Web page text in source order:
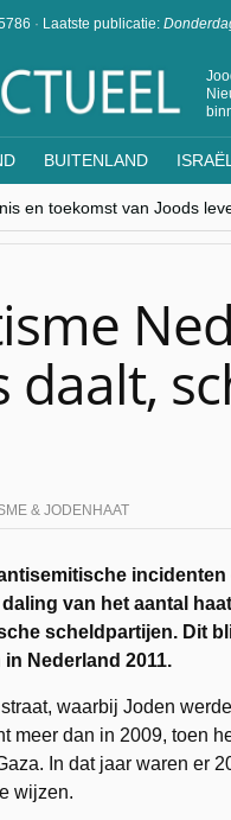
· Laatste publicatie:
BUITENLAND ISRAËL
en toekomst van Joods
hoe moeilijk seculiere
– Boekarest: de
in België op de
daalt,
& JODENHAAT
van het aantal
scheldpartijen. Dit
Nederland 2011.
waarbij Joden
meer dan in 2009, toen
In dat jaar waren er
wijzen.